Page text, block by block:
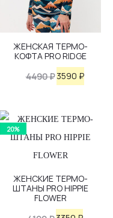
ЖЕНСКАЯ ТЕРМО-
КОФТА PRO RIDGE
4490₽ 3590 ₽
20%
ЖЕНСКИЕ ТЕРМО-
ШТАНЫ PRO HIPPIE
FLOWER